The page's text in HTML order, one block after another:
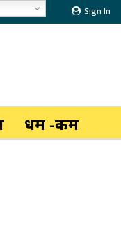
Sign In
धर्म -कर्म